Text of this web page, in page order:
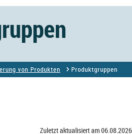
von Produkten Produktgruppen
Zuletzt aktualisiert am 06.08.2026